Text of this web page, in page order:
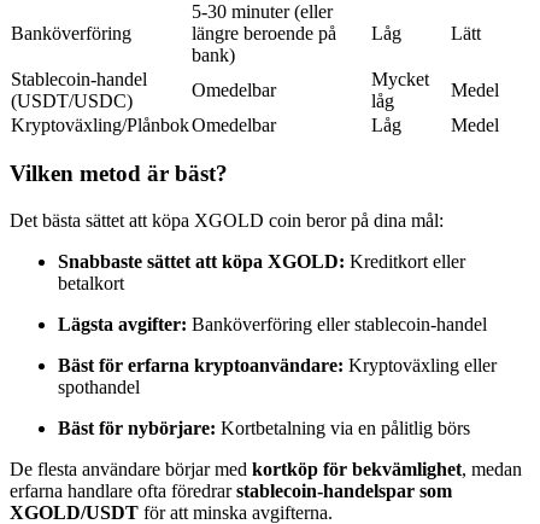
Kopiera Trading
Gå med de bästa handlarna
Bli en Copy Trader
Banköverföring
5-30 minuter (eller
längre beroende på
bank)
Låg Lätt
Stablecoin-handel
(USDT/USDC)
Omedelbar
Mycket
låg
Medel
Kryptoväxling/PlånbokOmedelbar Låg Medel
Vilken metod är bäst?
Det bästa sättet att köpa XGOLD coin beror på dina mål:
Snabbaste sättet att köpa XGOLD: Kreditkort eller
betalkort
Lägsta avgifter: Banköverföring eller stablecoin-handel
Bäst för erfarna kryptoanvändare: Kryptoväxling eller
spothandel
Bäst för nybörjare: Kortbetalning via en pålitlig börs
De flesta användare börjar med kortköp för bekvämlighet, medan
erfarna handlare ofta föredrarstablecoin-handelspar som
XGOLD/USDT för att minska avgifterna.